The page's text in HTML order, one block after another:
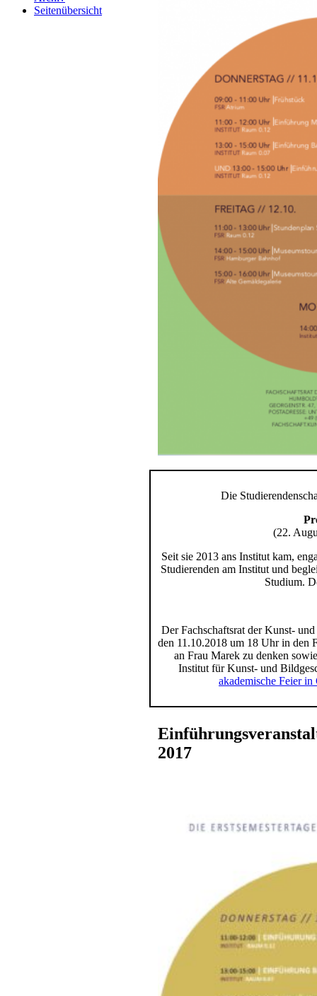
Seitenübersicht
Die
(22.
Seit sie 2013 ans Institut kam,
Studierenden am Institut und
Studium.
Der Fachschaftsrat der Kunst-
den 11.10.2018 um 18 Uhr in den
an Frau Marek zu denken
Institut für Kunst- und
akademische Feier
2017